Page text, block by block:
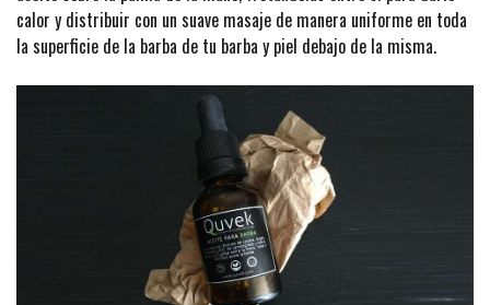
calor y distribuir con un suave masaje de manera uniforme en toda
la superficie de la barba de tu barba y piel debajo de la misma.